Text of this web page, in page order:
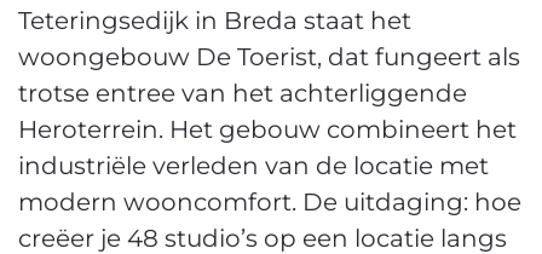
Teteringsedijk in Breda staat het
woongebouw De Toerist, dat fungeert als
trotse entree van het achterliggende
Heroterrein. Het gebouw combineert het
industriële verleden van de locatie met
modern wooncomfort. De uitdaging: hoe
creëer je 48 studio’s op een locatie langs